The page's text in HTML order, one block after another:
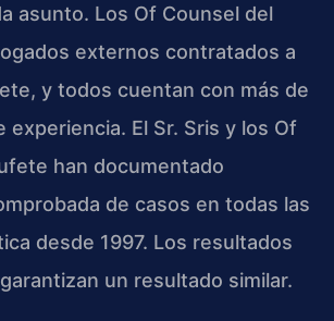
asunto. Los Of Counsel del
externos contratados a
y todos cuentan con más de
experiencia. El Sr. Sris y los Of
han documentado
de casos en todas las
desde 1997. Los resultados
un resultado similar.